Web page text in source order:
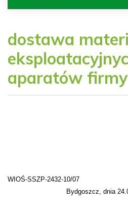
dostawa
aparatów
WIOŚ-SSZP-2432-10/07
Bydgoszcz, dnia